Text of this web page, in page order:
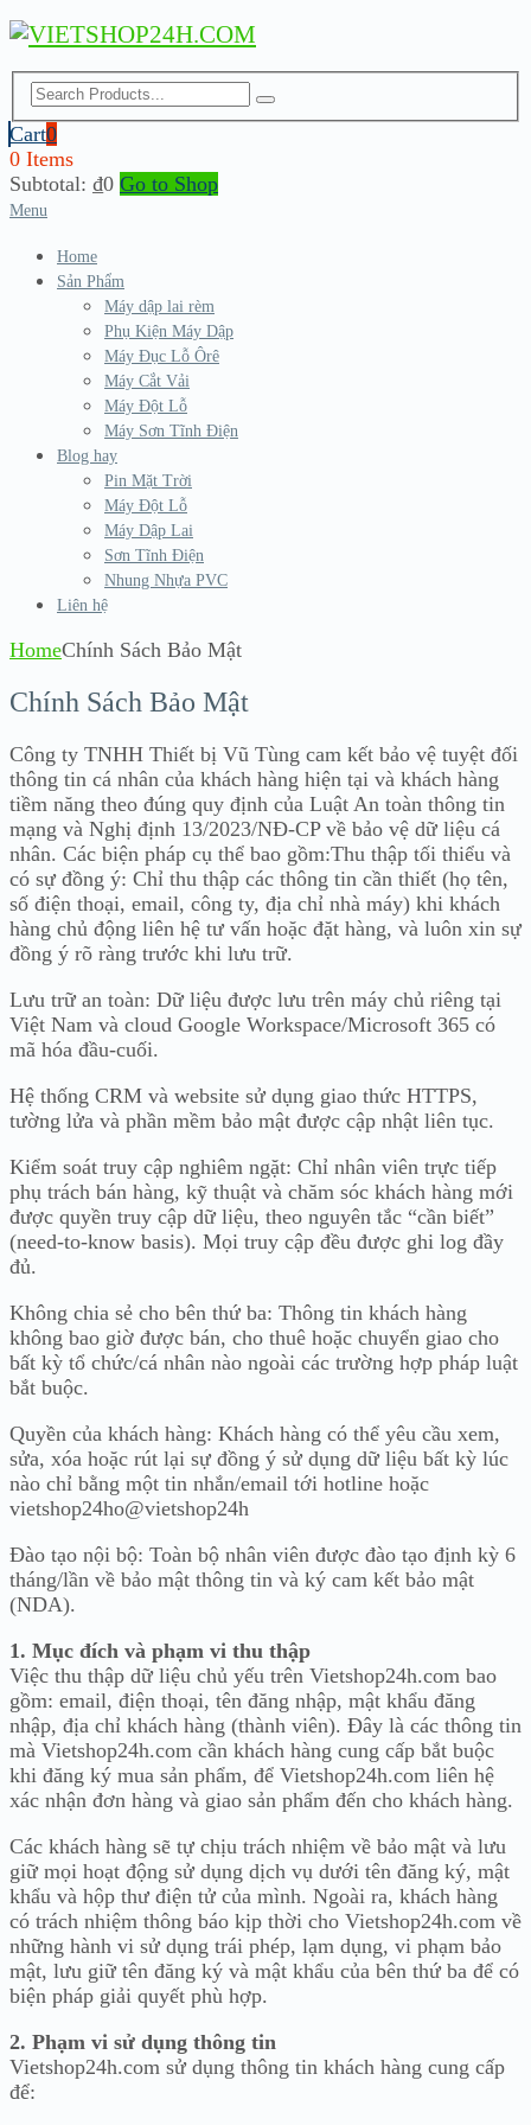
Cart0
0 Items
Subtotal: ₫0 Go to Shop
Menu
Home
Sản Phẩm
Máy dập lai rèm
Phụ Kiện Máy Dập
Máy Đục Lỗ Ôrê
Máy Cắt Vải
Máy Đột Lỗ
Máy Sơn Tĩnh Điện
Blog hay
Pin Mặt Trời
Máy Đột Lỗ
Máy Dập Lai
Sơn Tĩnh Điện
Nhung Nhựa PVC
Liên hệ
HomeChính Sách Bảo Mật
Chính Sách Bảo Mật
Công ty TNHH Thiết bị Vũ Tùng cam kết bảo vệ tuyệt đối
thông tin cá nhân của khách hàng hiện tại và khách hàng
tiềm năng theo đúng quy định của Luật An toàn thông tin
mạng và Nghị định 13/2023/NĐ-CP về bảo vệ dữ liệu cá
nhân. Các biện pháp cụ thể bao gồm:Thu thập tối thiểu và
có sự đồng ý: Chỉ thu thập các thông tin cần thiết (họ tên,
số điện thoại, email, công ty, địa chỉ nhà máy) khi khách
hàng chủ động liên hệ tư vấn hoặc đặt hàng, và luôn xin sự
đồng ý rõ ràng trước khi lưu trữ.
Lưu trữ an toàn: Dữ liệu được lưu trên máy chủ riêng tại
Việt Nam và cloud Google Workspace/Microsoft 365 có
mã hóa đầu-cuối.
Hệ thống CRM và website sử dụng giao thức HTTPS,
tường lửa và phần mềm bảo mật được cập nhật liên tục.
Kiểm soát truy cập nghiêm ngặt: Chỉ nhân viên trực tiếp
phụ trách bán hàng, kỹ thuật và chăm sóc khách hàng mới
được quyền truy cập dữ liệu, theo nguyên tắc “cần biết”
(need-to-know basis). Mọi truy cập đều được ghi log đầy
đủ.
Không chia sẻ cho bên thứ ba: Thông tin khách hàng
không bao giờ được bán, cho thuê hoặc chuyển giao cho
bất kỳ tổ chức/cá nhân nào ngoài các trường hợp pháp luật
bắt buộc.
Quyền của khách hàng: Khách hàng có thể yêu cầu xem,
sửa, xóa hoặc rút lại sự đồng ý sử dụng dữ liệu bất kỳ lúc
nào chỉ bằng một tin nhắn/email tới hotline hoặc
vietshop24ho@vietshop24h
Đào tạo nội bộ: Toàn bộ nhân viên được đào tạo định kỳ 6
tháng/lần về bảo mật thông tin và ký cam kết bảo mật
(NDA).
1. Mục đích và phạm vi thu thập
Việc thu thập dữ liệu chủ yếu trên Vietshop24h.com bao
gồm: email, điện thoại, tên đăng nhập, mật khẩu đăng
nhập, địa chỉ khách hàng (thành viên). Đây là các thông tin
mà Vietshop24h.com cần khách hàng cung cấp bắt buộc
khi đăng ký mua sản phẩm, để Vietshop24h.com liên hệ
xác nhận đơn hàng và giao sản phẩm đến cho khách hàng.
Các khách hàng sẽ tự chịu trách nhiệm về bảo mật và lưu
giữ mọi hoạt động sử dụng dịch vụ dưới tên đăng ký, mật
khẩu và hộp thư điện tử của mình. Ngoài ra, khách hàng
có trách nhiệm thông báo kịp thời cho Vietshop24h.com về
những hành vi sử dụng trái phép, lạm dụng, vi phạm bảo
mật, lưu giữ tên đăng ký và mật khẩu của bên thứ ba để có
biện pháp giải quyết phù hợp.
2. Phạm vi sử dụng thông tin
Vietshop24h.com sử dụng thông tin khách hàng cung cấp
để: